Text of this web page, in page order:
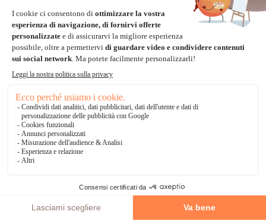
Paypal
Bonifico Bancario
3 volte senza tasse
*Soluzioni di consegna
Delivengo Domicilio Internazionale